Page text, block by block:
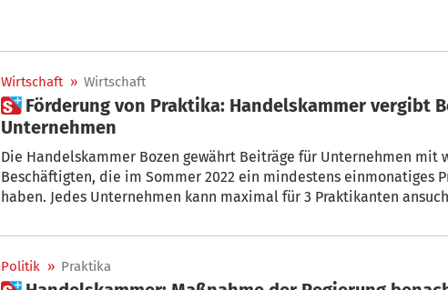
Wirtschaft » Wirtschaft
 Förderung von Praktika: Handelskammer vergibt Beiträge an
Unternehmen
Die Handelskammer Bozen gewährt Beiträge für Unternehmen mit
Beschäftigten, die im Sommer 2022 ein mindestens einmonatiges
haben. Jedes Unternehmen kann maximal für 3 Praktikanten
November 2022 eingereicht werden.
Politik » Praktika